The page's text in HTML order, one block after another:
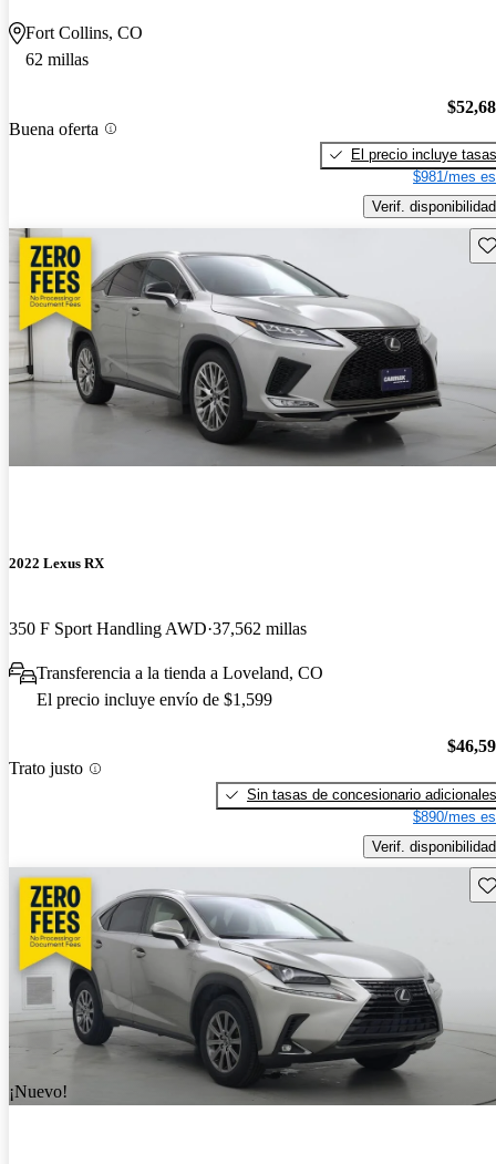
Fort Collins, CO
62 millas
Buena oferta
El precio incluye tasas
$981/mes
Verif. disponibilidad
2022 Lexus RX
350 F Sport Handling AWD 37,562 millas
Transferencia a la tienda a Loveland, CO
El precio incluye envío de $1,599
Trato justo
Sin tasas de concesionario adicionales
$890/mes
Verif. disponibilidad
¡Nuevo!